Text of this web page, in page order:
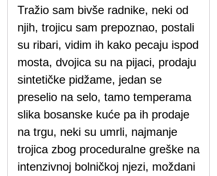
Tražio sam bivše radnike, neki od
njih, trojicu sam prepoznao, postali
su ribari, vidim ih kako pecaju ispod
mosta, dvojica su na pijaci, prodaju
sintetičke pidžame, jedan se
preselio na selo, tamo temperama
slika bosanske kuće pa ih prodaje
na trgu, neki su umrli, najmanje
trojica zbog proceduralne greške na
intenzivnoj bolničkoj njezi, moždani